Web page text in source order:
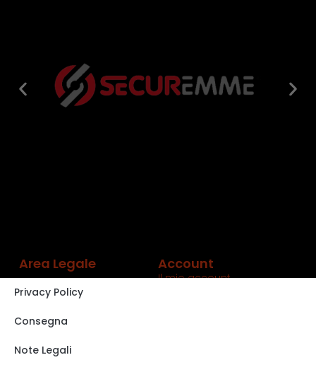
Area Legale
Privacy Policy
Consegna
Note Legali
Account
Il mio account
VISITA IL NOSTRO